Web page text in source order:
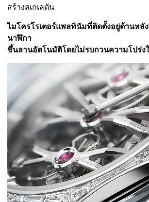
สร้างสเกเลตัน
ไมโครโรเตอร์แพลทินัมที่ติดตั้งอยู่ด้านหลัง
นาฬิกา
ขึ้นลานอัตโนมัติโดยไม่รบกวนความโปร่ง